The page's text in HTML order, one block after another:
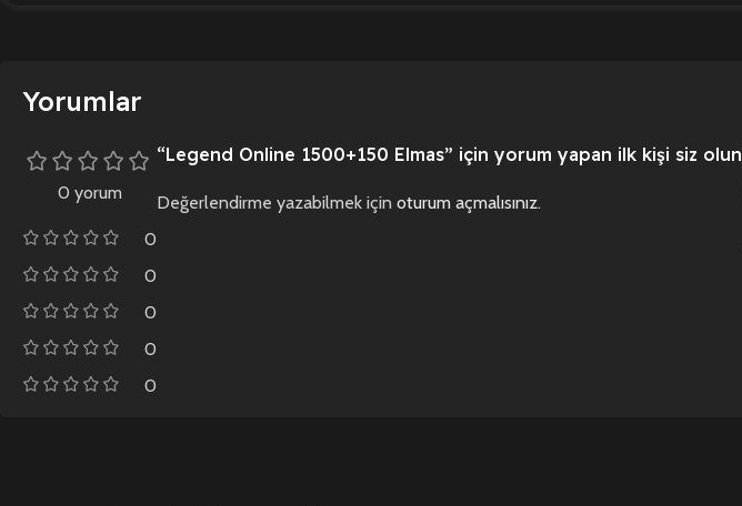
Yorumlar
0 yorum
0
0
0
0
0
“Legend Online 1500+150 Elmas” için yorum yapan ilk kişi siz olun
Değerlendirme yazabilmek için oturum açmalısınız.